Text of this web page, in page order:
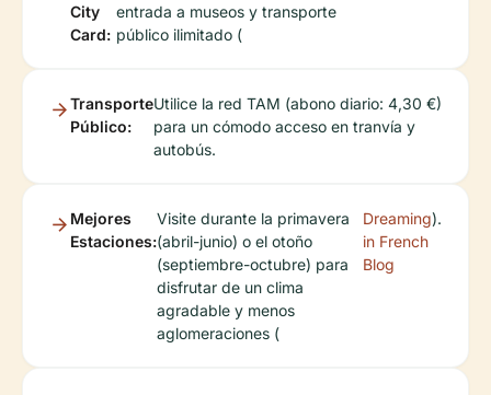
City
Card:
entrada a museos y transporte
público ilimitado (
Transporte
Público:
Utilice la red TAM (abono diario: 4,30 €)
para un cómodo acceso en tranvía y
autobús.
Mejores
Estaciones:
Visite durante la primavera
(abril-junio) o el otoño
(septiembre-octubre) para
disfrutar de un clima
agradable y menos
aglomeraciones (
Dreaming
in French
Blog
).